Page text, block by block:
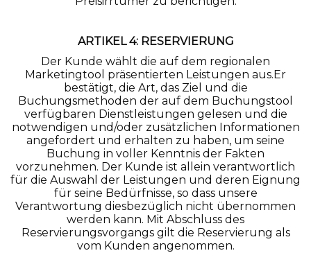
ARTIKEL 4: RESERVIERUNG
Der Kunde wählt die auf dem regionalen
Marketingtool präsentierten Leistungen aus.Er
bestätigt, die Art, das Ziel und die
Buchungsmethoden der auf dem Buchungstool
verfügbaren Dienstleistungen gelesen und die
notwendigen und/oder zusätzlichen Informationen
angefordert und erhalten zu haben, um seine
Buchung in voller Kenntnis der Fakten
vorzunehmen. Der Kunde ist allein verantwortlich
für die Auswahl der Leistungen und deren Eignung
für seine Bedürfnisse, so dass unsere
Verantwortung diesbezüglich nicht übernommen
werden kann. Mit Abschluss des
Reservierungsvorgangs gilt die Reservierung als
vom Kunden angenommen.